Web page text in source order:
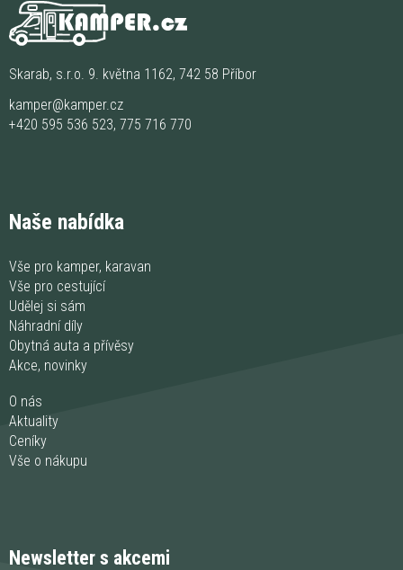
Skarab, s.r.o. 9. května 1162, 742 58 Příbor
kamper@kamper.cz
+420 595 536 523, 775 716 770
Naše nabídka
Vše pro kamper, karavan
Vše pro cestující
Udělej si sám
Náhradní díly
Obytná auta a přívěsy
Akce, novinky
O nás
Aktuality
Ceníky
Vše o nákupu
Newsletter s akcemi